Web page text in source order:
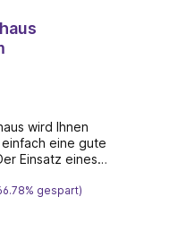
wird Ihnen
eine gute
Einsatz eines
gespart)